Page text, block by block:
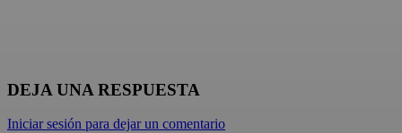
DEJA UNA RESPUESTA
Iniciar sesión para dejar un comentario